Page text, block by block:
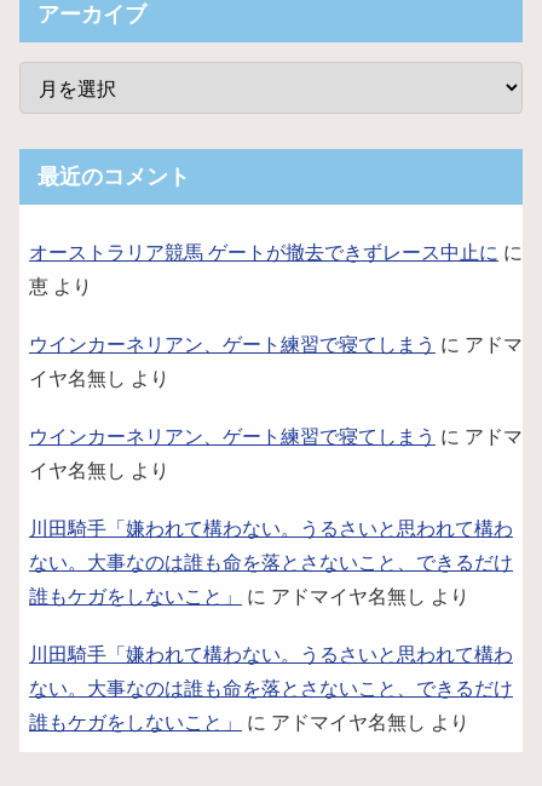
アーカイブ
最近のコメント
オーストラリア競馬 ゲートが撤去できずレース中止に に
恵 より
ウインカーネリアン、ゲート練習で寝てしまう に アドマ
イヤ名無し より
ウインカーネリアン、ゲート練習で寝てしまう に アドマ
イヤ名無し より
川田騎手「嫌われて構わない。うるさいと思われて構わ
ない。大事なのは誰も命を落とさないこと、できるだけ
誰もケガをしないこと」
に アドマイヤ名無し より
川田騎手「嫌われて構わない。うるさいと思われて構わ
ない。大事なのは誰も命を落とさないこと、できるだけ
誰もケガをしないこと」
に アドマイヤ名無し より